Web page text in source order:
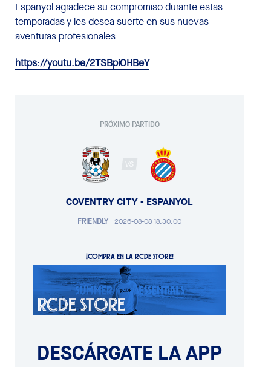
Espanyol agradece su compromiso durante estas
temporadas y les desea suerte en sus nuevas
aventuras profesionales.
https://youtu.be/2TSBpiOHBeY
PRÓXIMO PARTIDO
VS
COVENTRY CITY - ESPANYOL
FRIENDLY· 2026-08-08 18:30:00
¡COMPRA EN LA RCDE STORE!
DESCÁRGATE LA APP